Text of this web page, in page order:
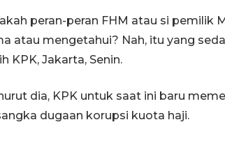
peran-peran FHM atau si
atau mengetahui? Nah, itu yang
KPK, Jakarta, Senin.
dia, KPK untuk saat ini baru
dugaan korupsi kuota haji.